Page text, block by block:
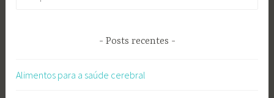
Posts recentes
Alimentos para a saúde cerebral